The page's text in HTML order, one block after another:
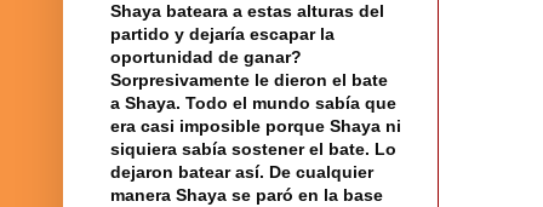
Shaya bateara a estas alturas del
partido y dejaría escapar la
oportunidad de ganar?
Sorpresivamente le dieron el bate
a Shaya. Todo el mundo sabía que
era casi imposible porque Shaya ni
siquiera sabía sostener el bate. Lo
dejaron batear así. De cualquier
manera Shaya se paró en la base